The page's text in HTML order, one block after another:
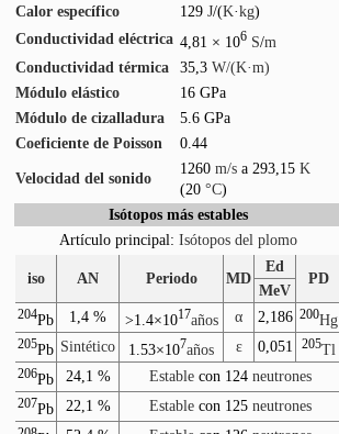
Calor específico
129 J/(K·kg)
Conductividad eléctrica 4,81 × 106 S/m
Conductividad térmica
35,3 W/(K·m)
Módulo elástico
16 GPa
Módulo de cizalladura
5.6 GPa
Coeficiente de Poisson
0.44
Velocidad del sonido
1260 m/s a 293,15 K
(20 °C)
Isótopos más estables
Artículo principal: Isótopos del plomo
iso AN Periodo MD
Ed
PD
MeV
204Pb 1,4 % >1.4×1017años α 2,186 200Hg
205Pb Sintético 1.53×107años ε 0,051 205Tl
206Pb 24,1 % Estable con 124 neutrones
207Pb 22,1 % Estable con 125 neutrones